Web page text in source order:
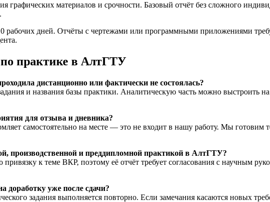
графических материалов и срочности. Базовый отчёт без сложного
рабочих дней. Отчёты с чертежами или программными приложениями
практике в АлтГТУ
дистанционно или фактически не состоялась?
и названия базы практики. Аналитическую часть можно выстроить
для отзыва и дневника?
самостоятельно на месте — это не входит в нашу работу. Мы готовим
производственной и преддипломной практикой в АлтГТУ?
к теме ВКР, поэтому её отчёт требует согласования с научным
доработку уже после сдачи?
задания выполняется повторно. Если замечания касаются новых